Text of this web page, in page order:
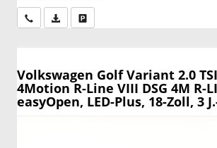
Wir rufen Sie anPDF-Datei, Fahrzeugexposé drucken
Volkswagen Golf Variant 2.0
4Motion R-Line VIII DSG 4M R-
easyOpen, LED-Plus, 18-Zoll, 3